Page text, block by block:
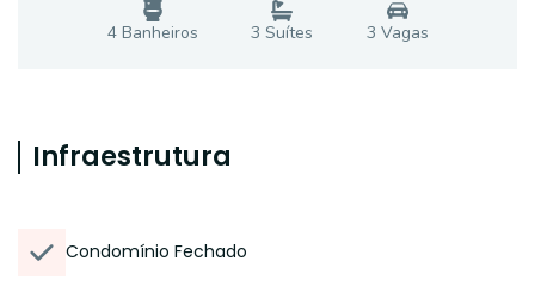
4Banheiros 3 Suítes 3 Vagas
Infraestrutura
Condomínio Fechado